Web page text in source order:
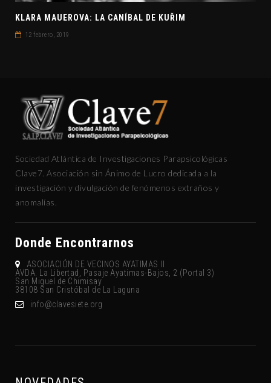
KLARA MAUEROVA: LA CANÍBAL DE KUŘIM
12 febrero, 2019
Sociedad Atlántica de Investigaciones Parapsicológicas
Clave7. Asociación sin Ánimo de Lucro dedicada a la
investigación y divulgación de fenómenos extraños y
anomalías.
Donde Encontrarnos
ASOCIACIÓN DE VECINOS AYATIMAS II
AVDA. La Libertad, Pasaje Ayatimas-Bajos, 2 (Portal 3)
San Miguel de Chimisay
38108 San Cristóbal de La Laguna
gro.eteisevalc@ofni